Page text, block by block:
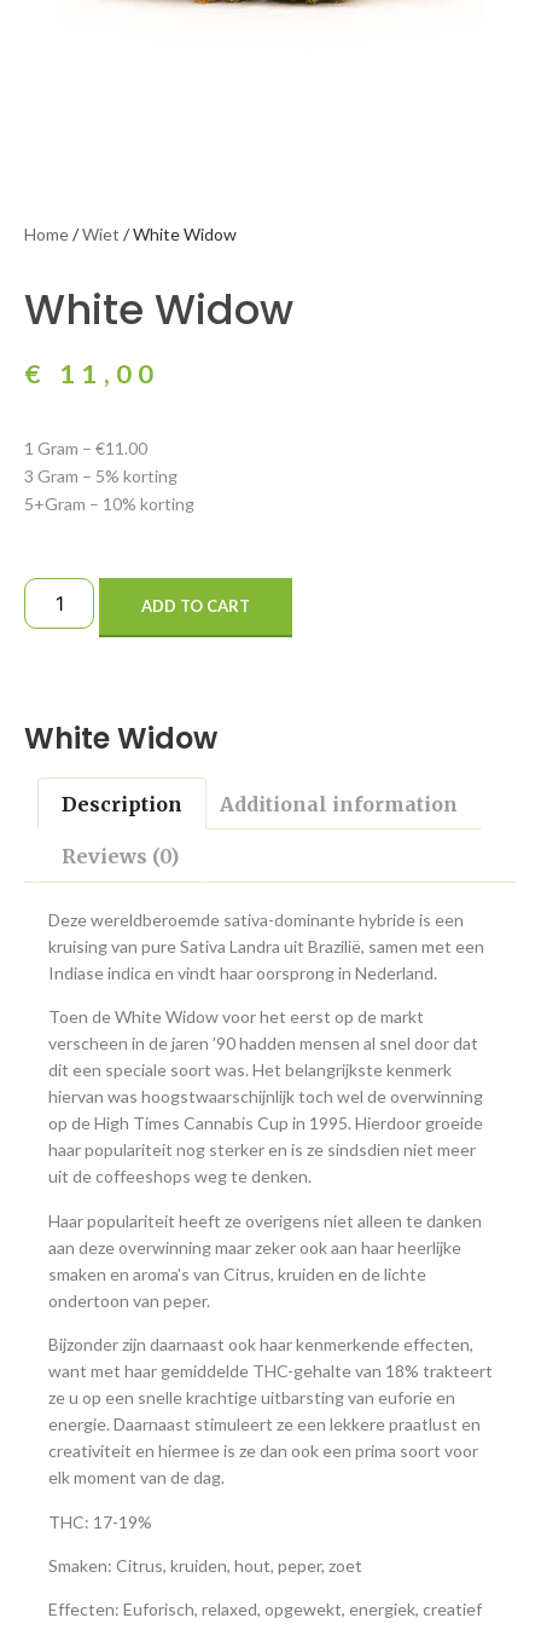
Home/Wiet / White Widow
White Widow
€ 11,00
1 Gram – €11.00
3 Gram – 5% korting
5+Gram – 10% korting
ADD TO CART
White Widow
Description Additional information
Reviews (0)
Deze wereldberoemde sativa-dominante hybride is een
kruising van pure Sativa Landra uit Brazilië, samen met een
Indiase indica en vindt haar oorsprong in Nederland.
Toen de White Widow voor het eerst op de markt
verscheen in de jaren ’90 hadden mensen al snel door dat
dit een speciale soort was. Het belangrijkste kenmerk
hiervan was hoogstwaarschijnlijk toch wel de overwinning
op de High Times Cannabis Cup in 1995. Hierdoor groeide
haar populariteit nog sterker en is ze sindsdien niet meer
uit de coffeeshops weg te denken.
Haar populariteit heeft ze overigens niet alleen te danken
aan deze overwinning maar zeker ook aan haar heerlijke
smaken en aroma’s van Citrus, kruiden en de lichte
ondertoon van peper.
Bijzonder zijn daarnaast ook haar kenmerkende effecten,
want met haar gemiddelde THC-gehalte van 18% trakteert
ze u op een snelle krachtige uitbarsting van euforie en
energie. Daarnaast stimuleert ze een lekkere praatlust en
creativiteit en hiermee is ze dan ook een prima soort voor
elk moment van de dag.
THC: 17-19%
Smaken: Citrus, kruiden, hout, peper, zoet
Effecten: Euforisch, relaxed, opgewekt, energiek, creatief